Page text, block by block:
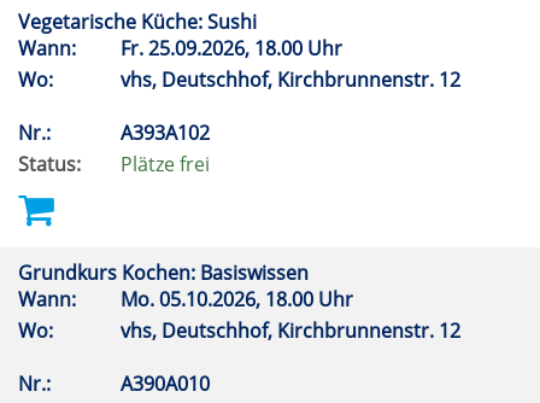
Vegetarische Küche: Sushi
Wann:
Fr.25.09.2026, 18.00 Uhr
Wo:
vhs, Deutschhof, Kirchbrunnenstr. 12
Nr.:
A393A102
Status:
Plätze frei
Grundkurs Kochen: Basiswissen
Wann:
Mo.05.10.2026, 18.00 Uhr
Wo:
vhs, Deutschhof, Kirchbrunnenstr. 12
Nr.:
A390A010